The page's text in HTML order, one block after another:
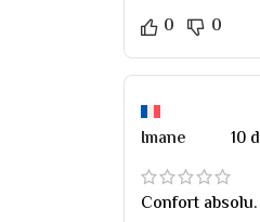
0
0
Imane 10
Confort absolu.